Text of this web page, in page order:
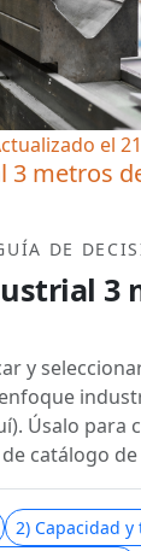
el
3 metros
DE
3
y
Úsalo para
catálogo
2) Capacidad